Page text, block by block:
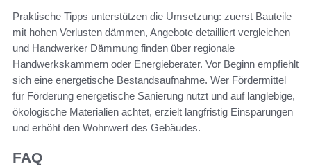
Praktische Tipps unterstützen die Umsetzung: zuerst Bauteile
mit hohen Verlusten dämmen, Angebote detailliert vergleichen
und Handwerker Dämmung finden über regionale
Handwerkskammern oder Energieberater. Vor Beginn empfiehlt
sich eine energetische Bestandsaufnahme. Wer Fördermittel
für Förderung energetische Sanierung nutzt und auf langlebige,
ökologische Materialien achtet, erzielt langfristig Einsparungen
und erhöht den Wohnwert des Gebäudes.
FAQ